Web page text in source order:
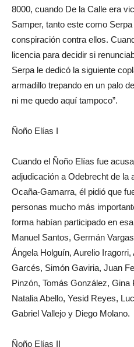
8000, cuando De la Calle era
Samper, tanto este como
conspiración contra ellos.
licencia para decidir si
Serpa le dedicó la siguiente
armadillo trepando en un palo
ni me quedo aquí tampoco”.
Ñoño Elías I
Cuando el Ñoño Elías fue
adjudicación a Odebrecht de la
Ocaña-Gamarra, él pidió que
personas mucho más
forma habían participado en
Manuel Santos, Germán
Ángela Holguín, Aurelio
Garcés, Simón Gaviria, Juan
Pinzón, Tomás González, Gina
Natalia Abello, Yesid Reyes,
Gabriel Vallejo y Diego Molano.
Ñoño Elías II